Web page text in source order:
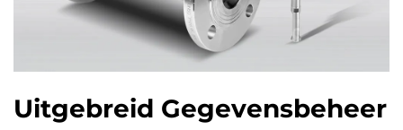
Uitgebreid Gegevensbeheer